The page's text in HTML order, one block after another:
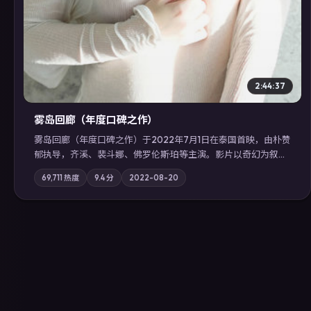
2:44:37
雾岛回廊（年度口碑之作）
雾岛回廊（年度口碑之作）于2022年7月1日在泰国首映，由朴赞
郁执导，齐溪、裴斗娜、佛罗伦斯·珀等主演。影片以奇幻为叙事
主轴，边境小镇的平静被一封匿名信彻底打破；摄影与配乐强化
地域气质；站内亦可通过「国产免费观看高清电视剧在线看」延
展检索同类型高分佳作，畅享高清在线追剧体验。
69,711 热度 9.4分 2022-08-20